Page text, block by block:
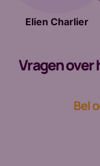
Elien Charlier
Vragen over
Bel